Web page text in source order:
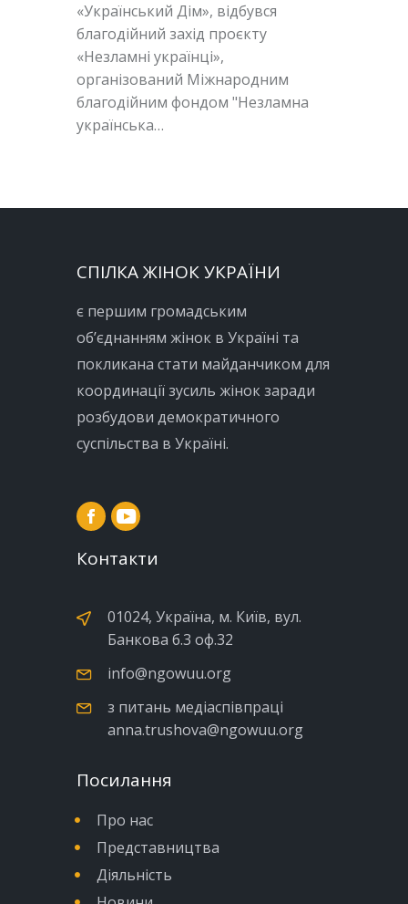
«Український Дім», відбувся
благодійний захід проєкту
«Незламні українці»,
організований Міжнародним
благодійним фондом "Незламна
українська…
СПІЛКА ЖІНОК УКРАЇНИ
є першим громадським
об’єднанням жінок в Україні та
покликана стати майданчиком для
координації зусиль жінок заради
розбудови демократичного
суспільства в Україні.
Контакти
01024, Україна, м. Київ, вул.
Банкова б.3 оф.32
info@ngowuu.org
з питань медіаспівпраці
anna.trushova@ngowuu.org
Посилання
Про нас
Представництва
Діяльність